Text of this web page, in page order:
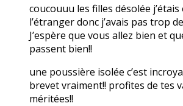
coucouuu les filles désolée j’étais
l’étranger donc j’avais pas trop
J’espère que vous allez bien et
passent bien!!
une poussière isolée c’est
brevet vraiment!! profites de tes
méritées!!